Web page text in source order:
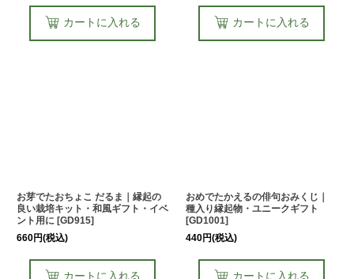
カートに入れる カートに入れる
お芽でたおちょこ だるま｜縁起の
良い栽培キット・和風ギフト・イベ
ント用に [GD915]
660円(税込)
カートに入れる
おめでたかえるの俳句おみくじ｜
種入り縁起物・ユニークギフト
[GD1001]
440円(税込)
カートに入れる